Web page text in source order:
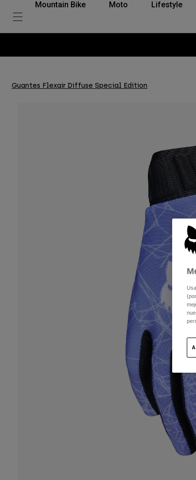
Mountain Bike Moto Lifestyle
Guantes Flexair Diffuse Special Edition